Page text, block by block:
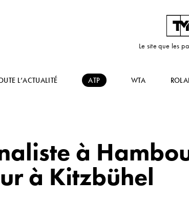
Le site que les
L’ACTUALITÉ ATP WTA
à
à Kitzbühel